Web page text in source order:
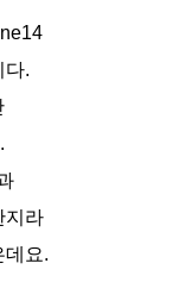
다.
지라
데요.